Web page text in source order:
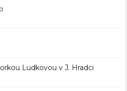
Ludkovou v J. Hradci